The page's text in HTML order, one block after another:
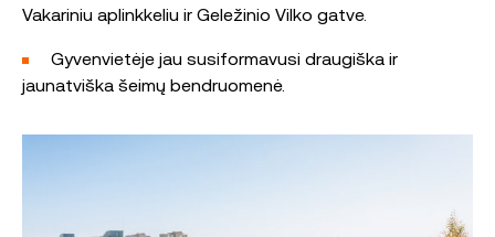
Vakariniu aplinkkeliu ir Geležinio Vilko gatve.
Gyvenvietėje jau susiformavusi draugiška ir
jaunatviška šeimų bendruomenė.